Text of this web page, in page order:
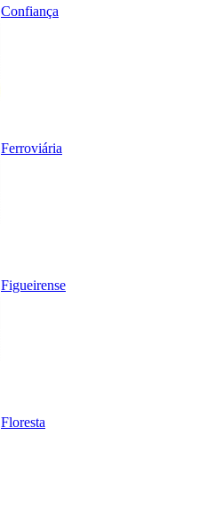
Confiança
Ferroviária
Figueirense
Floresta